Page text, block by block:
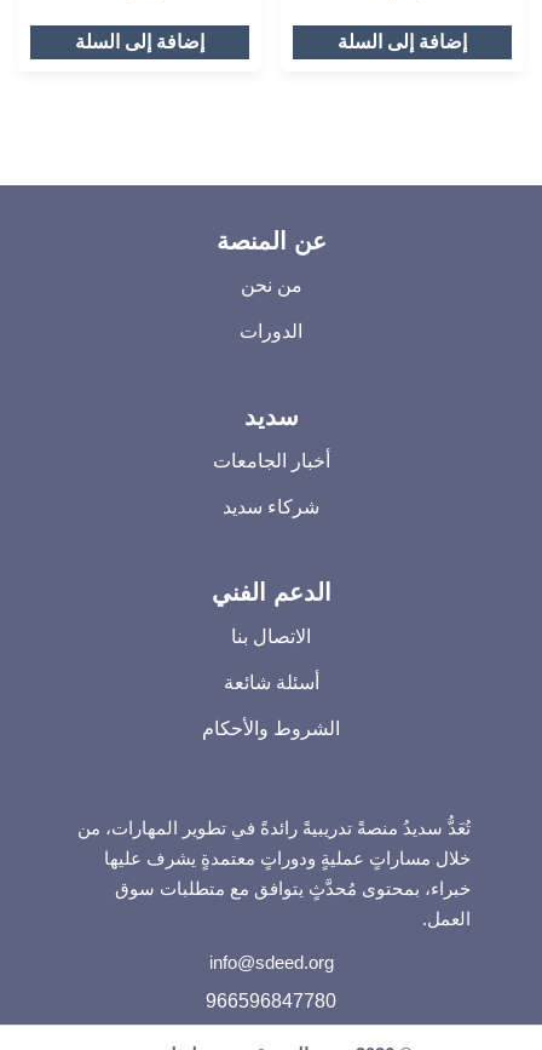
إضافة إلى السلة إضافة إلى السلة
الدعم الفني
الاتصال بنا
أسئلة شائعة
الشروط والأحكام
سديد
أخبار الجامعات
شركاء سديد
عن المنصة
من نحن
الدورات
تُعَدُّ سديدُ منصةً تدريبيةً رائدةً في تطوير المهارات، من
خلال مساراتٍ عمليةٍ ودوراتٍ معتمدةٍ يشرف عليها
خبراء، بمحتوى مُحدَّثٍ يتوافق مع متطلبات سوق
العمل.
info@sdeed.org
966596847780